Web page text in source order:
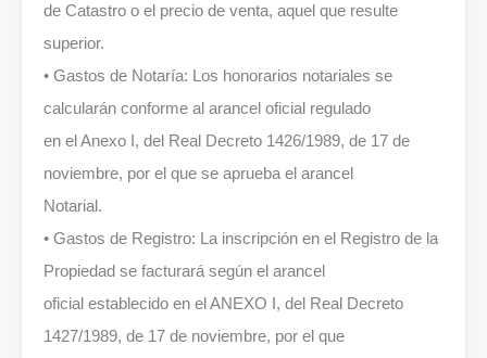
de Catastro o el precio de venta, aquel que resulte
superior.
• Gastos de Notaría: Los honorarios notariales se
calcularán conforme al arancel oficial regulado
en el Anexo I, del Real Decreto 1426/1989, de 17 de
noviembre, por el que se aprueba el arancel
Notarial.
• Gastos de Registro: La inscripción en el Registro de la
Propiedad se facturará según el arancel
oficial establecido en el ANEXO I, del Real Decreto
1427/1989, de 17 de noviembre, por el que